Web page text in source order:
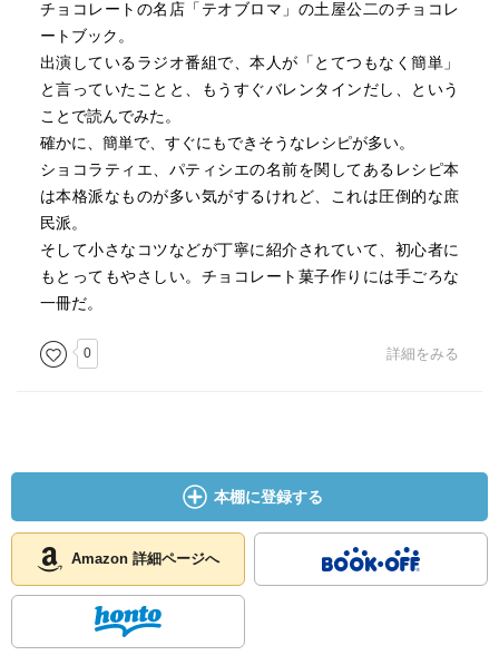
チョコレートの名店「テオブロマ」の土屋公二のチョコレ
ートブック。
出演しているラジオ番組で、本人が「とてつもなく簡単」
と言っていたことと、もうすぐバレンタインだし、という
ことで読んでみた。
確かに、簡単で、すぐにもできそうなレシピが多い。
ショコラティエ、パティシエの名前を関してあるレシピ本
は本格派なものが多い気がするけれど、これは圧倒的な庶
民派。
そして小さなコツなどが丁寧に紹介されていて、初心者に
もとってもやさしい。チョコレート菓子作りには手ごろな
一冊だ。
0 詳細をみる
本棚に登録する
Amazon 詳細ページへ